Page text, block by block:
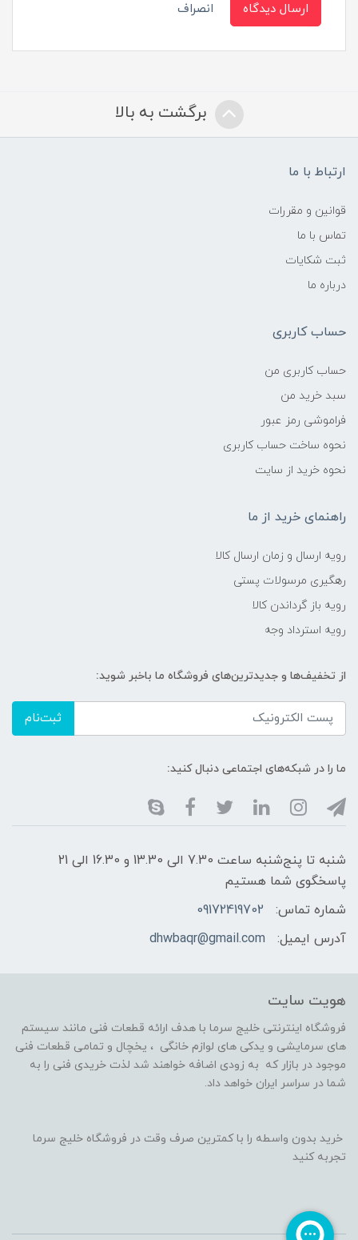
ارسال دیدگاه انصراف
برگشت به بالا
ارتباط با ما
قوانین و مقررات
تماس با ما
ثبت شکایات
درباره ما
حساب کاربری
حساب کاربری من
سبد خرید من
فراموشی رمز عبور
نحوه ساخت حساب کاربری
نحوه خرید از سایت
راهنمای خرید از ما
رویه ارسال و زمان ارسال کالا
رهگیری مرسولات پستی
رویه باز گرداندن کالا
رویه استرداد وجه
از تخفیف‌ها و جدیدترین‌های فروشگاه ما باخبر شوید:
ثبت‌نام
ما را در شبکه‌های اجتماعی دنبال کنید:
شنبه تا پنج‌شنبه ساعت 7.30 الی 13.30 و 16.30 الی 21
پاسخگوی شما هستیم
شماره تماس:
09172419702
آدرس ایمیل:
dhwbaqr@gmail.com
هویت سایت
فروشگاه اینترنتی خلیج سرما با هدف ارائه قطعات فنی مانند سیستم
های سرمایشی و یدکی های لوازم خانگی ، یخچال و تمامی قطعات فنی
موجود در بازار که به زودی اضافه خواهند شد لذت خریدی فنی را به
شما در سراسر ایران خواهد داد.
خرید بدون واسطه را با کمترین صرف وقت در فروشگاه خلیج سرما
تجربه کنید